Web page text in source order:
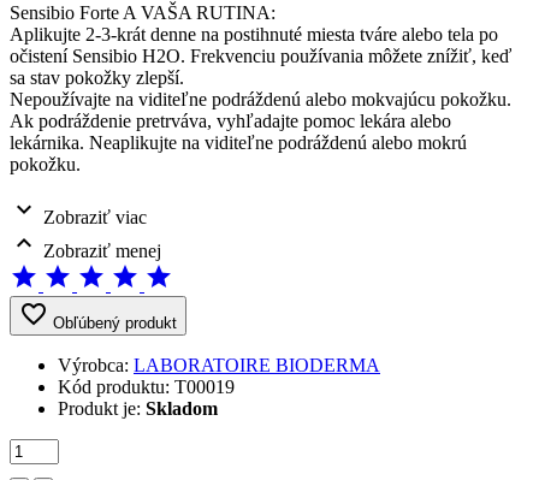
Sensibio Forte A VAŠA RUTINA:
Aplikujte 2-3-krát denne na postihnuté miesta tváre alebo tela po
očistení Sensibio H2O. Frekvenciu používania môžete znížiť, keď
sa stav pokožky zlepší.
Nepoužívajte na viditeľne podráždenú alebo mokvajúcu pokožku.
Ak podráždenie pretrváva, vyhľadajte pomoc lekára alebo
lekárnika. Neaplikujte na viditeľne podráždenú alebo mokrú
pokožku.
expand_more Zobraziť viac
expand_less Zobraziť menej
star star star star star
favorite_border Obľúbený produkt
Výrobca: LABORATOIRE BIODERMA
Kód produktu: T00019
Produkt je: Skladom